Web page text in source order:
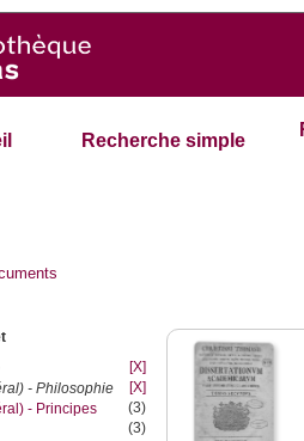
Recherche simple
[X]
- Philosophie
[X]
- Principes
(3)
(3)